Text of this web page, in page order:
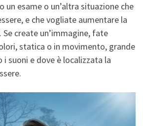
un esame o un’altra situazione che
e che vogliate aumentare la
create un’immagine, fate
statica o in movimento, grande
i suoni e dove è localizzata la